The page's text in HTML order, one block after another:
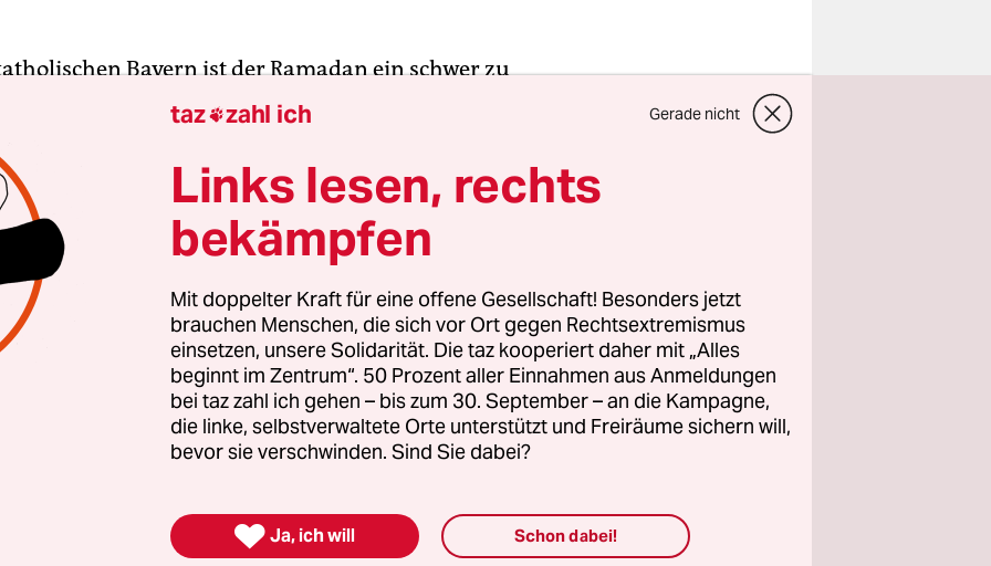
Bayern ist der Ramadan ein schwer zu
Phänomen. Ja, Fasten, das beherrschen die Bayern auch.
anders als die Muslime. Zur Fastenzeit vor Ostern darf
immer und überall Fleisch gegessen werden, dafür soll man
eingebrautes Bier saufen. Das ist meist zuckersüß, überaus
hat einen irrwitzig hohen Alkoholgehalt. Im Vollrausch
Fastenzeit eben am besten aushalten.
auch sein, diese Zeit der Besinnung. Und so dürfen
jedes Jahr zum Starkbieranstich die hohe Politik
Weil die Verarschung oft nichts anderes ist als mit
Bemerkungen getarnte Arschkriecherei, hängen am Ende
und Verarschter gemeinsam ihre Freibiergesichter in
Bayerischen Rundfunks. Über die Jahre ist damit eine Art
Dokumentation über die Hungerkünste des
taz zahl ich Gerade nicht
Links lesen, rechts
bekämpfen
Mit doppelter Kraft für eine offene Gesellschaft! Besonders jetzt
brauchen Menschen, die sich vor Ort gegen Rechtsextremismus
einsetzen, unsere Solidarität. Die taz kooperiert daher mit „Alles
beginnt im Zentrum“. 50 Prozent aller Einnahmen aus Anmeldungen
bei taz zahl ich gehen – bis zum 30. September – an die Kampagne,
die linke, selbstverwaltete Orte unterstützt und Freiräume sichern will,
bevor sie verschwinden. Sind Sie dabei?
 Ja, ich will Schon dabei!